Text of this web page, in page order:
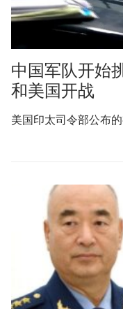
中国军队开始
和美国开战
美国印太司令部公布